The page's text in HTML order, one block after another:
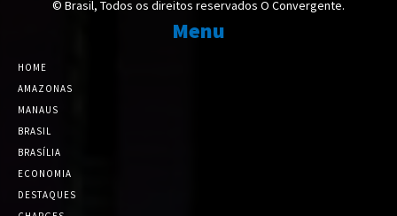
© Brasil, Todos os direitos reservados O Convergente.
Menu
HOME
AMAZONAS
MANAUS
BRASIL
BRASÍLIA
ECONOMIA
DESTAQUES